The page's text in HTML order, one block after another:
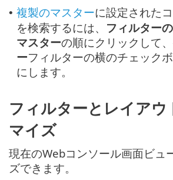
• 複製のマスターに設定された
を検索するには、 フィルター
マスターの順にクリックして、
ーフィルターの横のチェック
にします。
フィルターとレイアウ
マイズ
現在のWebコンソール画面ビュ
ズできます。